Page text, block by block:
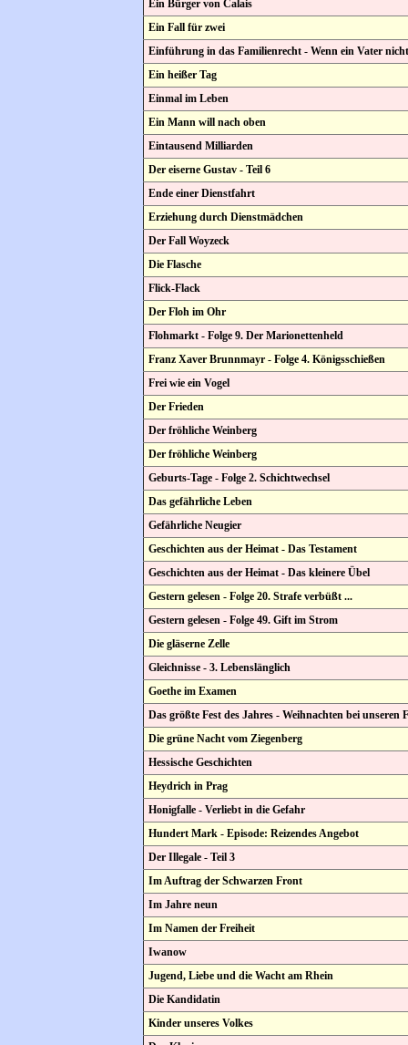
Ein Bürger von Calais
Ein Fall für zwei
Einführung in das Familienrecht - Wenn ein Vater
Ein heißer Tag
Einmal im Leben
Ein Mann will nach oben
Eintausend Milliarden
Der eiserne Gustav - Teil 6
Ende einer Dienstfahrt
Erziehung durch Dienstmädchen
Der Fall Woyzeck
Die Flasche
Flick-Flack
Der Floh im Ohr
Flohmarkt - Folge 9. Der Marionettenheld
Franz Xaver Brunnmayr - Folge 4. Königsschießen
Frei wie ein Vogel
Der Frieden
Der fröhliche Weinberg
Der fröhliche Weinberg
Geburts-Tage - Folge 2. Schichtwechsel
Das gefährliche Leben
Gefährliche Neugier
Geschichten aus der Heimat - Das Testament
Geschichten aus der Heimat - Das kleinere Übel
Gestern gelesen - Folge 20. Strafe verbüßt ...
Gestern gelesen - Folge 49. Gift im Strom
Die gläserne Zelle
Gleichnisse - 3. Lebenslänglich
Goethe im Examen
Das größte Fest des Jahres - Weihnachten bei unseren
Die grüne Nacht vom Ziegenberg
Hessische Geschichten
Heydrich in Prag
Honigfalle - Verliebt in die Gefahr
Hundert Mark - Episode: Reizendes Angebot
Der Illegale - Teil 3
Im Auftrag der Schwarzen Front
Im Jahre neun
Im Namen der Freiheit
Iwanow
Jugend, Liebe und die Wacht am Rhein
Die Kandidatin
Kinder unseres Volkes